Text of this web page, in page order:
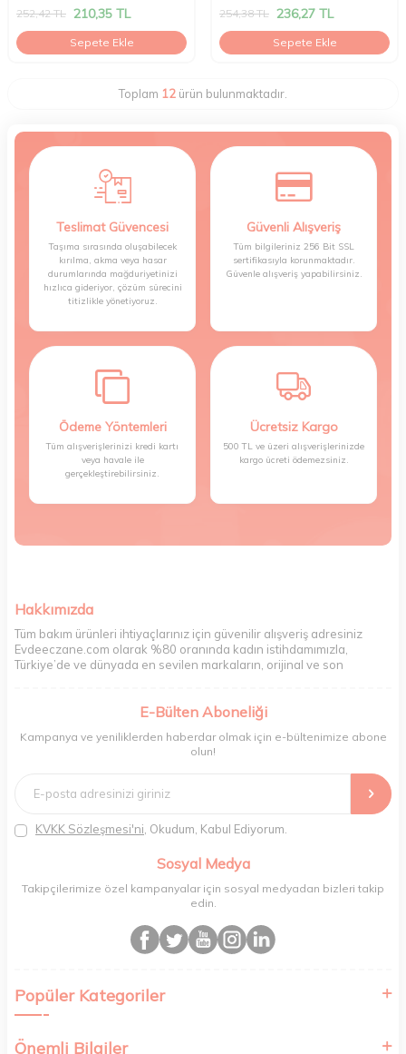
252,42TL 210,35 TL
Sepete Ekle
254,38TL 236,27 TL
Sepete Ekle
Toplam 12 ürün bulunmaktadır.
Teslimat Güvencesi
Taşıma sırasında oluşabilecek
kırılma, akma veya hasar
durumlarında mağduriyetinizi
hızlıca gideriyor, çözüm sürecini
titizlikle yönetiyoruz.
Güvenli Alışveriş
Tüm bilgileriniz 256 Bit SSL
sertifikasıyla korunmaktadır.
Güvenle alışveriş yapabilirsiniz.
Ödeme Yöntemleri
Tüm alışverişlerinizi kredi kartı
veya havale ile
gerçekleştirebilirsiniz.
Ücretsiz Kargo
500 TL ve üzeri alışverişlerinizde
kargo ücreti ödemezsiniz.
Hakkımızda
Tüm bakım ürünleri ihtiyaçlarınız için güvenilir alışveriş adresiniz
Evdeeczane.com olarak %80 oranında kadın istihdamımızla,
Türkiye’de ve dünyada en sevilen markaların, orijinal ve son
paketliyoruz. Herhangi bir durumdan dolayı olumsuz olarak geri
müşteri temsilcilerimiz aracılığı ile gerekli tüm desteği sağlıyoruz.
2017 yılından bugüne, yüzlerce marka ve binlerce ürün seçeneğini
distribütörlerinden faturalı olarak tedarik ediyor ve müşterilerimize
aynı şekilde faturalı ve orijinal ambalajlarda gönderim sağlıyoruz.
Paketleme sürecinde geri dönüştürülebilir malzemeler kullanarak
atık oranımızı en aza indiriyor ve daha yaşanabilir bir dünya
E-Bülten Aboneliği
Kampanya ve yeniliklerden haberdar olmak için e-bültenimize abone
olun!
KVKK Sözleşmesi'ni , Okudum, Kabul Ediyorum.
Sosyal Medya
Takipçilerimize özel kampanyalar için sosyal medyadan bizleri takip
edin.
Popüler Kategoriler
Önemli Bilgiler